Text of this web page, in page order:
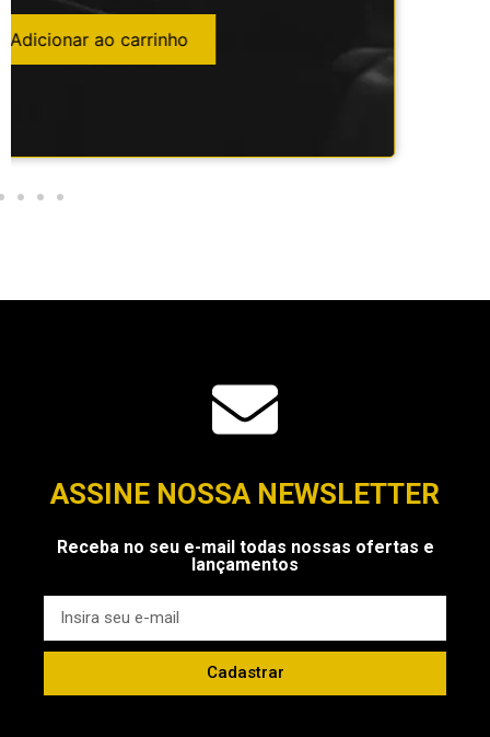
ASSINE NOSSA NEWSLETTER
Receba no seu e-mail todas nossas ofertas e
lançamentos
Cadastrar